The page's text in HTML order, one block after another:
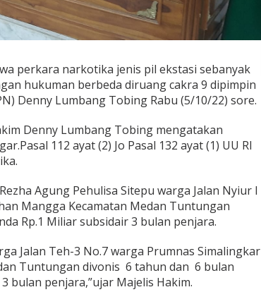
perkara narkotika jenis pil ekstasi sebanyak
hukuman berbeda diruang cakra 9 dipimpin
Denny Lumbang Tobing Rabu (5/10/22) sore.
Denny Lumbang Tobing mengatakan
112 ayat (2) Jo Pasal 132 ayat (1) UU RI
Agung Pehulisa Sitepu warga Jalan Nyiur I
Mangga Kecamatan Medan Tuntungan
Rp.1 Miliar subsidair 3 bulan penjara.
Jalan Teh-3 No.7 warga Prumnas Simalingkar
Tuntungan divonis 6 tahun dan 6 bulan
bulan penjara,”ujar Majelis Hakim.